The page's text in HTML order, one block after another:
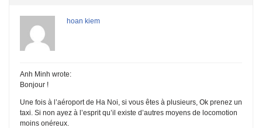
hoan kiem
Anh Minh wrote:
Bonjour !
Une fois à l’aéroport de Ha Noi, si vous êtes à plusieurs, Ok prenez un
taxi. Si non ayez à l’esprit qu’il existe d’autres moyens de locomotion
moins onéreux.